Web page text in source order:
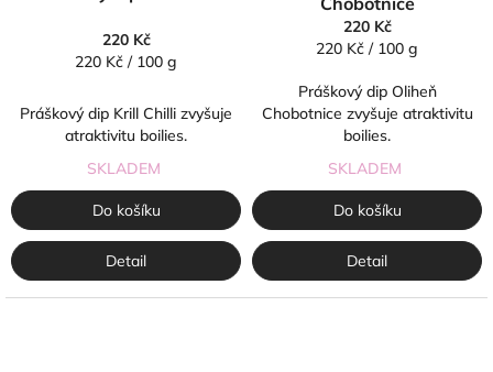
220 Kč
Měrná
220 Kč / 100 g
Práškový dip Krill Chilli zvyšuje
atraktivitu boilies.
SKLADEM
Do košíku
Detail
220 Kč
Měrná
220 Kč / 100 g
Práškový dip Oliheň
Chobotnice zvyšuje atraktivitu
boilies.
SKLADEM
Do košíku
Detail